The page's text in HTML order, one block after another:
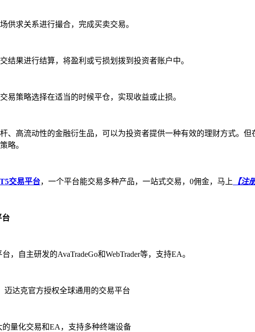
求关系进行撮合，完成买卖交易。
果进行结算，将盈利或亏损划拨到投资者账户中。
策略选择在适当的时候平仓，实现收益或止损。
高流动性的金融衍生品，可以为投资者提供一种有效的理财方式。但
略。
交易平台，一个平台能交易多种产品，一站式交易，0佣金，马上 【注
台
自主研发的AvaTradeGo和WebTrader等，支持EA。
达克官方授权全球通用的交易平台
量化交易和EA，支持多种终端设备